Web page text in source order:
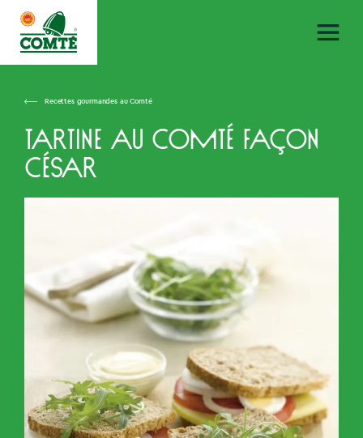
Recettes gourmandes au Comté
Tartine au Comté façon
César